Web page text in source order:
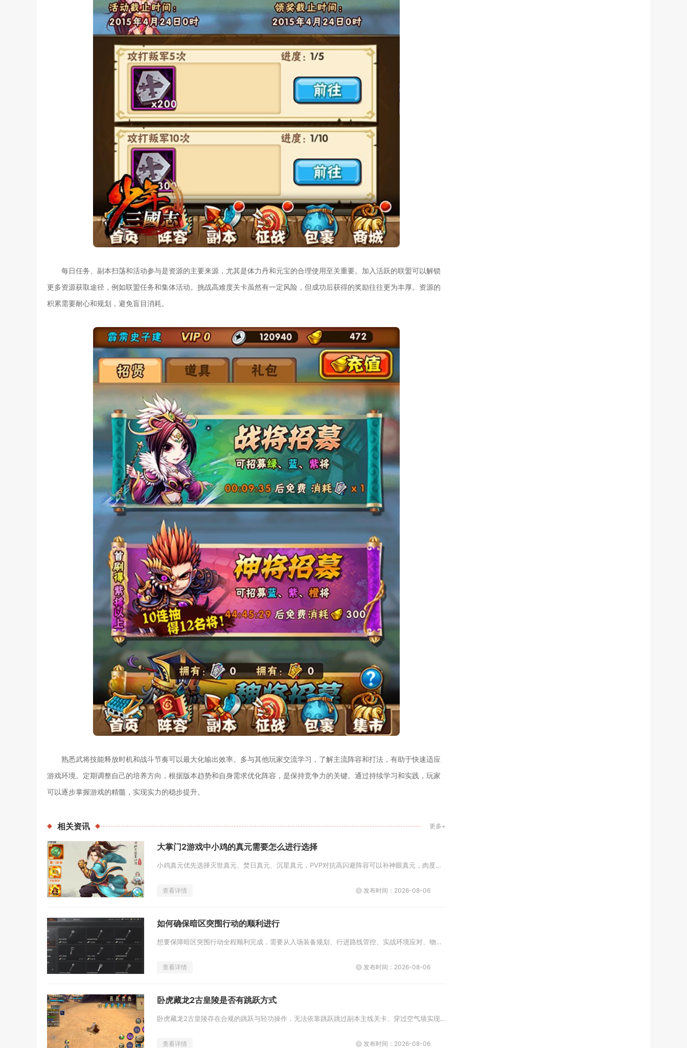
每日任务、副本扫荡和活动参与是资源的主要来源，尤其是体力丹和元宝的合理使用至关重要。加入活跃的联盟可以解锁
更多资源获取途径，例如联盟任务和集体活动。挑战高难度关卡虽然有一定风险，但成功后获得的奖励往往更为丰厚。资源的
积累需要耐心和规划，避免盲目消耗。
熟悉武将技能释放时机和战斗节奏可以最大化输出效率。多与其他玩家交流学习，了解主流阵容和打法，有助于快速适应
游戏环境。定期调整自己的培养方向，根据版本趋势和自身需求优化阵容，是保持竞争力的关键。通过持续学习和实践，玩家
可以逐步掌握游戏的精髓，实现实力的稳步提升。
相关资讯 更多+
大掌门2游戏中小鸡的真元需要怎么进行选择
小鸡真元优先选择灭世真元、焚日真元、沉星真元，PVP对抗高闪避阵容可以补神眼真元，肉度需求偏高的江湖玩法搭配千古真元，不...
查看详情 发布时间：2026-08-06
如何确保暗区突围行动的顺利进行
想要保障暗区突围行动全程顺利完成，需要从入场装备规划、行进路线管控、实战环境应对、物资精细化管理以及撤离收尾风控五个维度...
查看详情 发布时间：2026-08-06
卧虎藏龙2古皇陵是否有跳跃方式
卧虎藏龙2古皇陵存在合规的跳跃与轻功操作，无法依靠跳跃跳过副本主线关卡、穿过空气墙实现跳关，但能够借助轻功跳跃抵达场景高...
查看详情 发布时间：2026-08-06